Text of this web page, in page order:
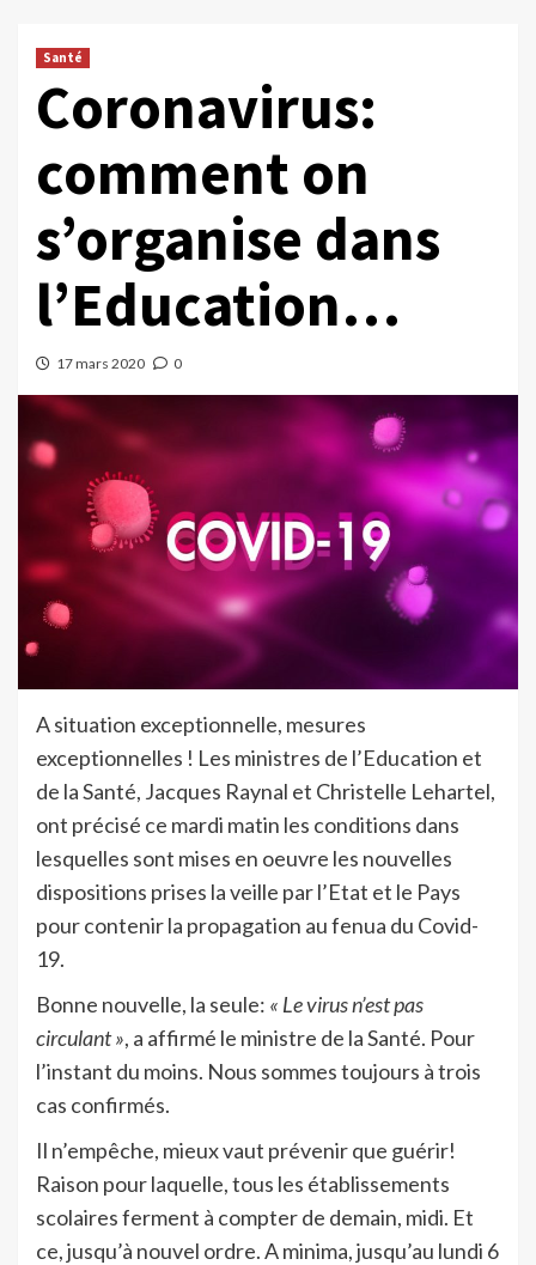
Santé
Coronavirus:
comment on
s’organise dans
l’Education…
17 mars 2020 0
A situation exceptionnelle, mesures
exceptionnelles ! Les ministres de l’Education et
de la Santé, Jacques Raynal et Christelle Lehartel,
ont précisé ce mardi matin les conditions dans
lesquelles sont mises en oeuvre les nouvelles
dispositions prises la veille par l’Etat et le Pays
pour contenir la propagation au fenua du Covid-
19.
Bonne nouvelle, la seule: « Le virus n’est pas
circulant », a affirmé le ministre de la Santé. Pour
l’instant du moins. Nous sommes toujours à trois
cas confirmés.
Il n’empêche, mieux vaut prévenir que guérir!
Raison pour laquelle, tous les établissements
scolaires ferment à compter de demain, midi. Et
ce, jusqu’à nouvel ordre. A minima, jusqu’au lundi 6